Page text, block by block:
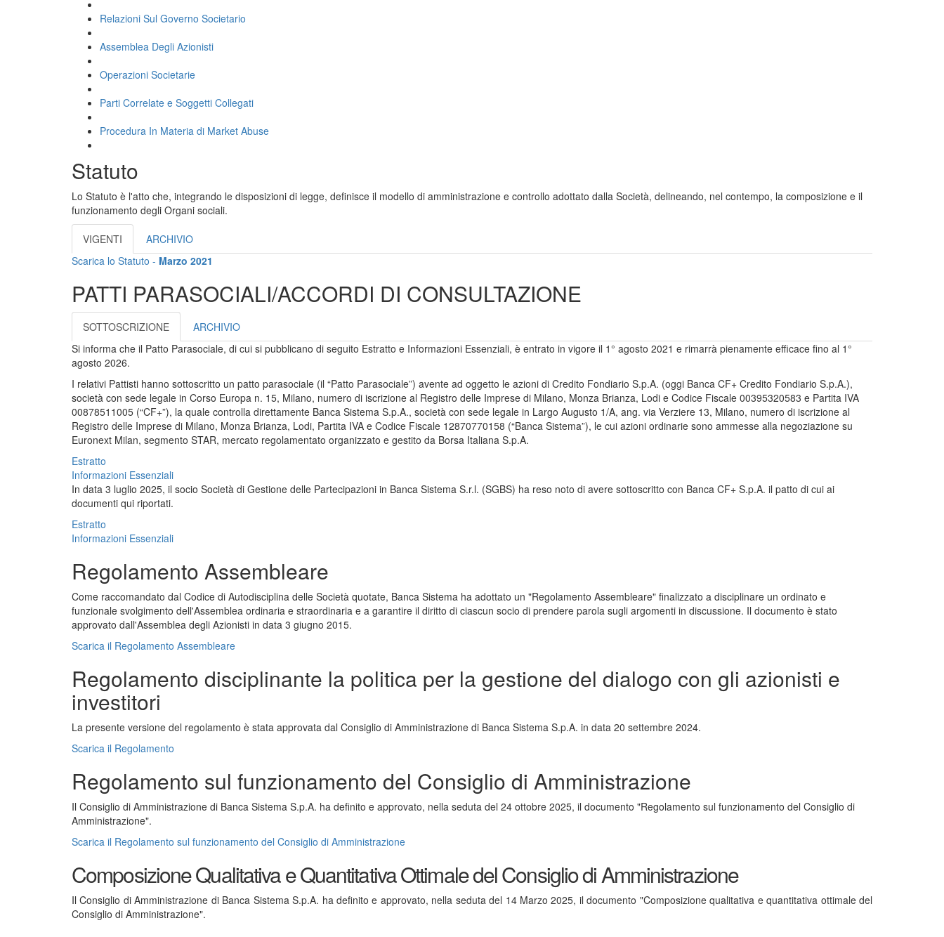
Relazioni Sul Governo Societario
Assemblea Degli Azionisti
Operazioni Societarie
Parti Correlate e Soggetti Collegati
Procedura In Materia di Market Abuse
Statuto
Lo Statuto è l'atto che, integrando le disposizioni di legge, definisce il modello di amministrazione e controllo adottato dalla Società, delineando, nel contempo, la composizione e il
funzionamento degli Organi sociali.
VIGENTI
ARCHIVIO
Scarica lo Statuto - Marzo 2021
PATTI PARASOCIALI/ACCORDI DI CONSULTAZIONE
SOTTOSCRIZIONE
ARCHIVIO
Si informa che il Patto Parasociale, di cui si pubblicano di seguito Estratto e Informazioni Essenziali, è entrato in vigore il 1° agosto 2021 e rimarrà pienamente efficace fino al 1°
agosto 2026.
I relativi Pattisti hanno sottoscritto un patto parasociale (il “Patto Parasociale”) avente ad oggetto le azioni di Credito Fondiario S.p.A. (oggi Banca CF+ Credito Fondiario S.p.A.),
società con sede legale in Corso Europa n. 15, Milano, numero di iscrizione al Registro delle Imprese di Milano, Monza Brianza, Lodi e Codice Fiscale 00395320583 e Partita IVA
00878511005 (“CF+”), la quale controlla direttamente Banca Sistema S.p.A., società con sede legale in Largo Augusto 1/A, ang. via Verziere 13, Milano, numero di iscrizione al
Registro delle Imprese di Milano, Monza Brianza, Lodi, Partita IVA e Codice Fiscale 12870770158 (“Banca Sistema”), le cui azioni ordinarie sono ammesse alla negoziazione su
Euronext Milan, segmento STAR, mercato regolamentato organizzato e gestito da Borsa Italiana S.p.A.
Estratto
Informazioni Essenziali
In data 3 luglio 2025, il socio Società di Gestione delle Partecipazioni in Banca Sistema S.r.l. (SGBS) ha reso noto di avere sottoscritto con Banca CF+ S.p.A. il patto di cui ai
documenti qui riportati.
Estratto
Informazioni Essenziali
Regolamento Assembleare
Come raccomandato dal Codice di Autodisciplina delle Società quotate, Banca Sistema ha adottato un "Regolamento Assembleare" finalizzato a disciplinare un ordinato e
funzionale svolgimento dell'Assemblea ordinaria e straordinaria e a garantire il diritto di ciascun socio di prendere parola sugli argomenti in discussione. Il documento è stato
approvato dall'Assemblea degli Azionisti in data 3 giugno 2015.
Scarica il Regolamento Assembleare
Regolamento disciplinante la politica per la gestione del dialogo con gli azionisti e
investitori
La presente versione del regolamento è stata approvata dal Consiglio di Amministrazione di Banca Sistema S.p.A. in data 20 settembre 2024.
Scarica il Regolamento
Regolamento sul funzionamento del Consiglio di Amministrazione
Il Consiglio di Amministrazione di Banca Sistema S.p.A. ha definito e approvato, nella seduta del 24 ottobre 2025, il documento "Regolamento sul funzionamento del Consiglio di
Amministrazione".
Scarica il Regolamento sul funzionamento del Consiglio di Amministrazione
Composizione Qualitativa e Quantitativa Ottimale del Consiglio di Amministrazione
Il Consiglio di Amministrazione di Banca Sistema S.p.A. ha definito e approvato, nella seduta del 14 Marzo 2025, il documento "Composizione qualitativa e quantitativa ottimale del
Consiglio di Amministrazione".